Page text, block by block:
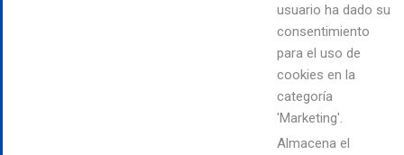
usuario ha dado su
consentimiento
para el uso de
cookies en la
categoría
'Marketing'.
Almacena el